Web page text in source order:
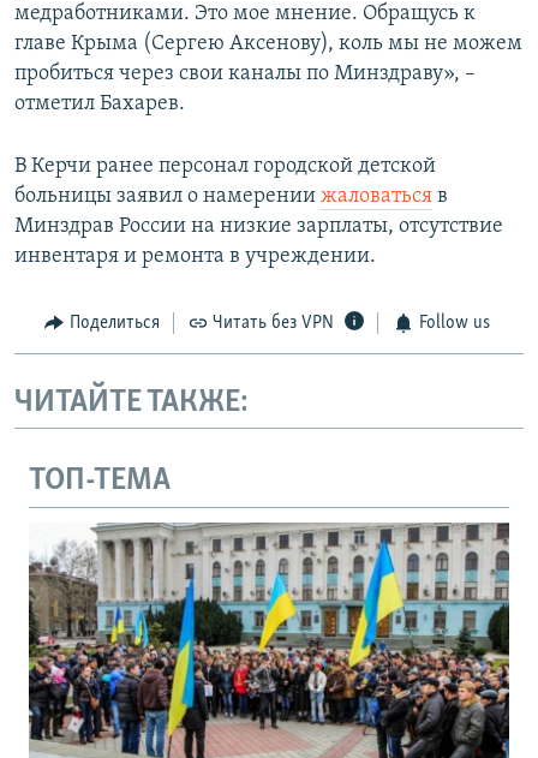
медработниками. Это мое мнение. Обращусь к
главе Крыма (Сергею Аксенову), коль мы не можем
пробиться через свои каналы по Минздраву», –
отметил Бахарев.
В Керчи ранее персонал городской детской
больницы заявил о намерении жаловаться в
Минздрав России на низкие зарплаты, отсутствие
инвентаря и ремонта в учреждении.
Поделиться Читать без VPN Follow us
ЧИТАЙТЕ ТАКЖЕ:
ТОП-ТЕМА